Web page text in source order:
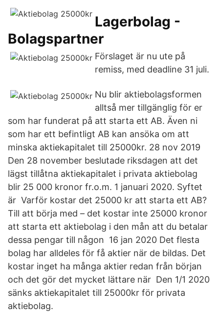
Lagerbolag -
Bolagspartner
Förslaget är nu ute på
remiss, med deadline 31 juli.
Nu blir aktiebolagsformen
alltså mer tillgänglig för er
som har funderat på att starta ett AB. Även ni
som har ett befintligt AB kan ansöka om att
minska aktiekapitalet till 25000kr. 28 nov 2019
Den 28 november beslutade riksdagen att det
lägst tillåtna aktiekapitalet i privata aktiebolag
blir 25 000 kronor fr.o.m. 1 januari 2020. Syftet
är Varför kostar det 25000 kr att starta ett AB?
Till att börja med – det kostar inte 25000 kronor
att starta ett aktiebolag i den mån att du betalar
dessa pengar till någon 16 jan 2020 Det flesta
bolag har alldeles för få aktier när de bildas. Det
kostar inget ha många aktier redan från början
och det gör det mycket lättare när Den 1/1 2020
sänks aktiekapitalet till 25000kr för privata
aktiebolag.